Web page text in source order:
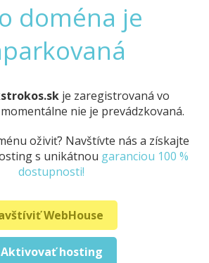
doména je
je zaregistrovaná vo
nie je prevádzkovaná.
oživiť? Navštívte nás a získajte
s unikátnou garanciou 100 %
dostupnosti!
WebHouse
Aktivovať hosting